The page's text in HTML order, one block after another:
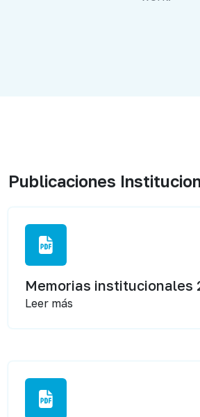
Publicaciones
Memorias institucionales
Leer más